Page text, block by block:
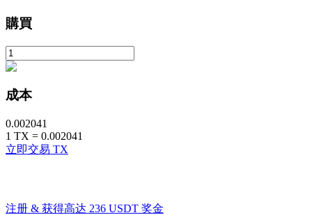
購買
成本
0.002041
1 TX = 0.002041
立即交易 TX
注册 & 获得高达 236 USDT 奖金